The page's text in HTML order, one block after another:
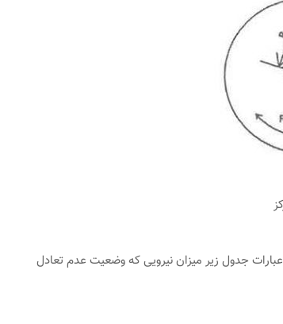
جدول زیر میزان نیرویی که وضعیت عدم تعادل